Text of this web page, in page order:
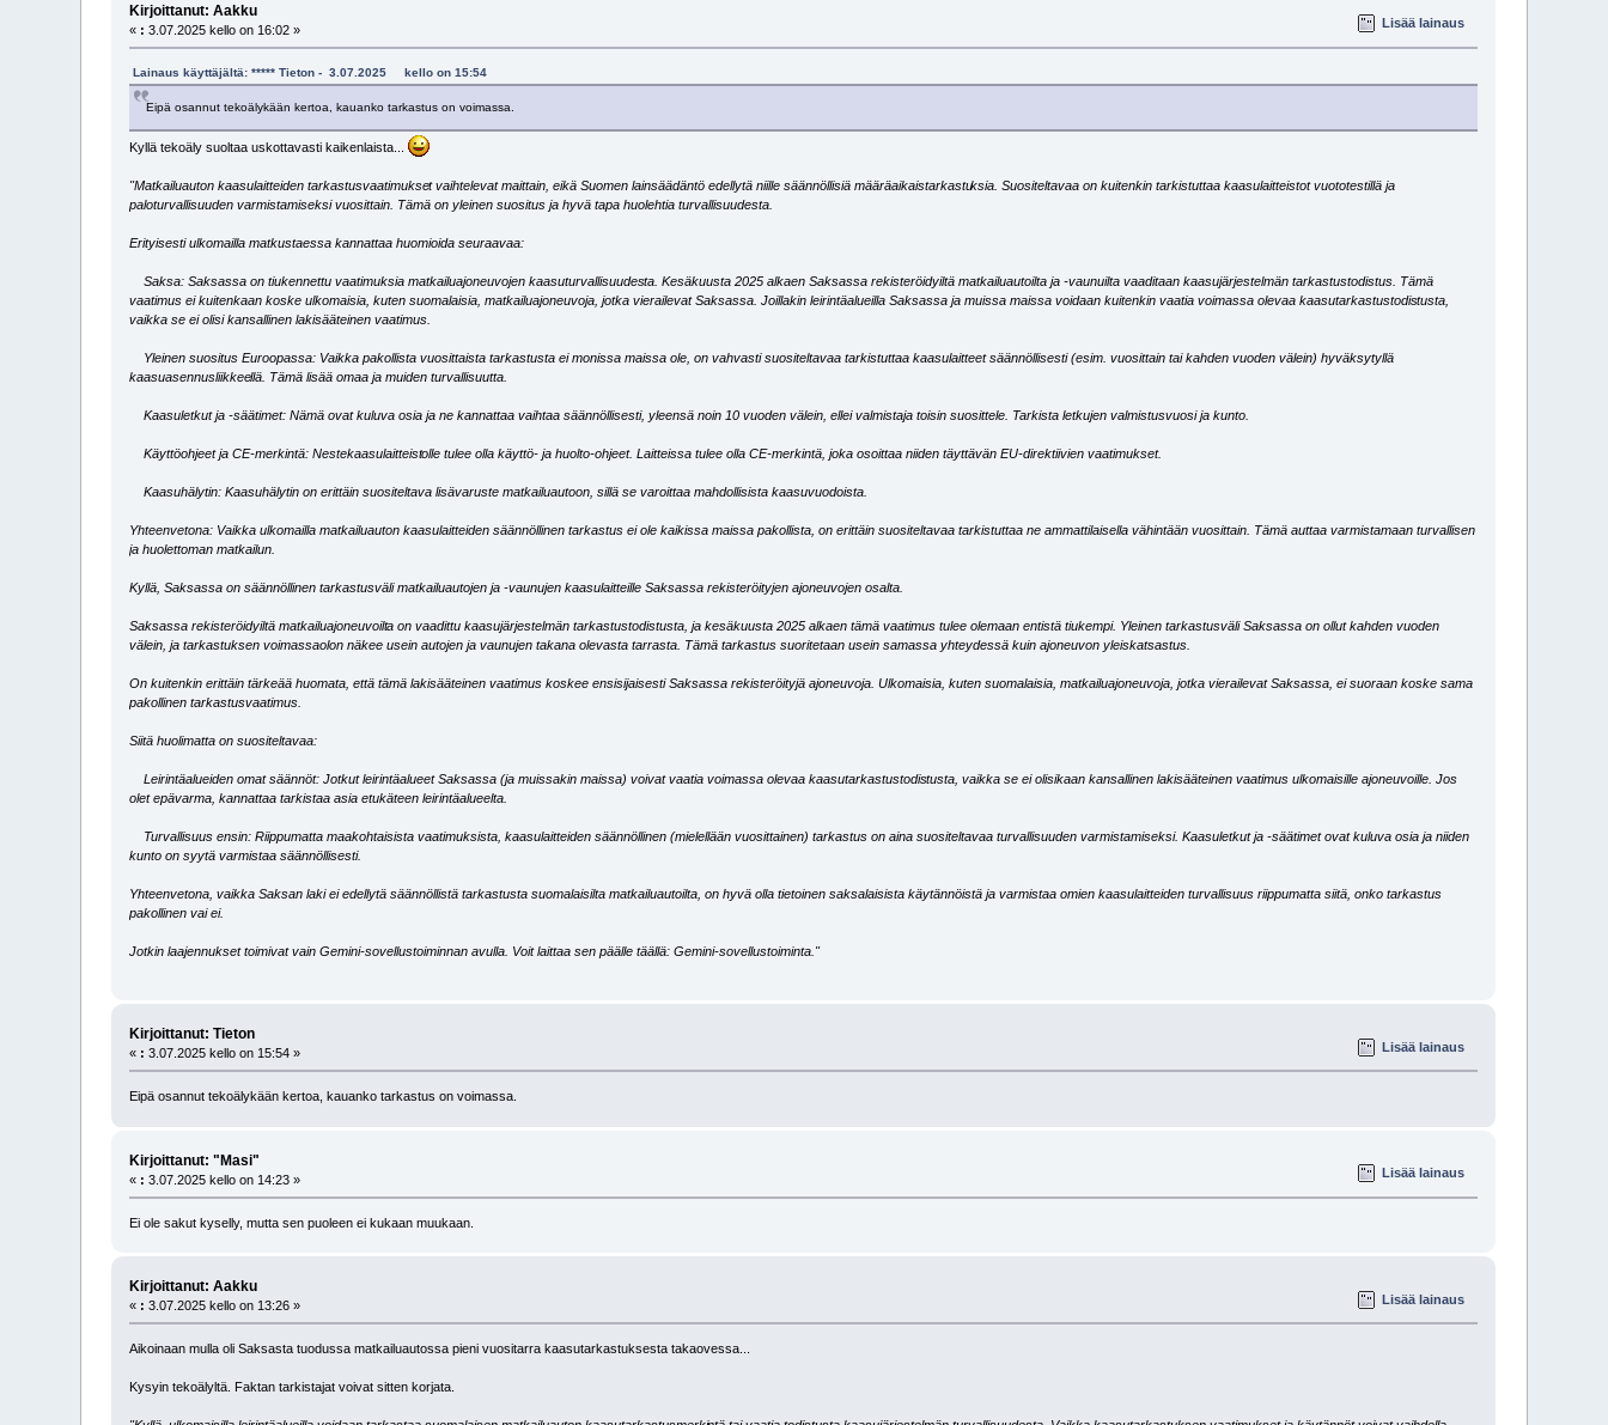
Kirjoittanut: Aakku
« : 3.07.2025 kello on 16:02 » Lisää lainaus
Lainaus käyttäjältä: ***** Tieton - 3.07.2025 kello on 15:54
Eipä osannut tekoälykään kertoa, kauanko tarkastus on voimassa.
Kyllä tekoäly suoltaa uskottavasti kaikenlaista...
"Matkailuauton kaasulaitteiden tarkastusvaatimukset vaihtelevat maittain, eikä Suomen lainsäädäntö edellytä niille säännöllisiä määräaikaistarkastuksia. Suositeltavaa on kuitenkin tarkistuttaa kaasulaitteistot vuototestillä ja
paloturvallisuuden varmistamiseksi vuosittain. Tämä on yleinen suositus ja hyvä tapa huolehtia turvallisuudesta.
Erityisesti ulkomailla matkustaessa kannattaa huomioida seuraavaa:
Saksa: Saksassa on tiukennettu vaatimuksia matkailuajoneuvojen kaasuturvallisuudesta. Kesäkuusta 2025 alkaen Saksassa rekisteröidyiltä matkailuautoilta ja -vaunuilta vaaditaan kaasujärjestelmän tarkastustodistus. Tämä
vaatimus ei kuitenkaan koske ulkomaisia, kuten suomalaisia, matkailuajoneuvoja, jotka vierailevat Saksassa. Joillakin leirintäalueilla Saksassa ja muissa maissa voidaan kuitenkin vaatia voimassa olevaa kaasutarkastustodistusta,
vaikka se ei olisi kansallinen lakisääteinen vaatimus.
Yleinen suositus Euroopassa: Vaikka pakollista vuosittaista tarkastusta ei monissa maissa ole, on vahvasti suositeltavaa tarkistuttaa kaasulaitteet säännöllisesti (esim. vuosittain tai kahden vuoden välein) hyväksytyllä
kaasuasennusliikkeellä. Tämä lisää omaa ja muiden turvallisuutta.
Kaasuletkut ja -säätimet: Nämä ovat kuluva osia ja ne kannattaa vaihtaa säännöllisesti, yleensä noin 10 vuoden välein, ellei valmistaja toisin suosittele. Tarkista letkujen valmistusvuosi ja kunto.
Käyttöohjeet ja CE-merkintä: Nestekaasulaitteistolle tulee olla käyttö- ja huolto-ohjeet. Laitteissa tulee olla CE-merkintä, joka osoittaa niiden täyttävän EU-direktiivien vaatimukset.
Kaasuhälytin: Kaasuhälytin on erittäin suositeltava lisävaruste matkailuautoon, sillä se varoittaa mahdollisista kaasuvuodoista.
Yhteenvetona: Vaikka ulkomailla matkailuauton kaasulaitteiden säännöllinen tarkastus ei ole kaikissa maissa pakollista, on erittäin suositeltavaa tarkistuttaa ne ammattilaisella vähintään vuosittain. Tämä auttaa varmistamaan turvallisen
ja huolettoman matkailun.
Kyllä, Saksassa on säännöllinen tarkastusväli matkailuautojen ja -vaunujen kaasulaitteille Saksassa rekisteröityjen ajoneuvojen osalta.
Saksassa rekisteröidyiltä matkailuajoneuvoilta on vaadittu kaasujärjestelmän tarkastustodistusta, ja kesäkuusta 2025 alkaen tämä vaatimus tulee olemaan entistä tiukempi. Yleinen tarkastusväli Saksassa on ollut kahden vuoden
välein, ja tarkastuksen voimassaolon näkee usein autojen ja vaunujen takana olevasta tarrasta. Tämä tarkastus suoritetaan usein samassa yhteydessä kuin ajoneuvon yleiskatsastus.
On kuitenkin erittäin tärkeää huomata, että tämä lakisääteinen vaatimus koskee ensisijaisesti Saksassa rekisteröityjä ajoneuvoja. Ulkomaisia, kuten suomalaisia, matkailuajoneuvoja, jotka vierailevat Saksassa, ei suoraan koske sama
pakollinen tarkastusvaatimus.
Siitä huolimatta on suositeltavaa:
Leirintäalueiden omat säännöt: Jotkut leirintäalueet Saksassa (ja muissakin maissa) voivat vaatia voimassa olevaa kaasutarkastustodistusta, vaikka se ei olisikaan kansallinen lakisääteinen vaatimus ulkomaisille ajoneuvoille. Jos
olet epävarma, kannattaa tarkistaa asia etukäteen leirintäalueelta.
Turvallisuus ensin: Riippumatta maakohtaisista vaatimuksista, kaasulaitteiden säännöllinen (mielellään vuosittainen) tarkastus on aina suositeltavaa turvallisuuden varmistamiseksi. Kaasuletkut ja -säätimet ovat kuluva osia ja niiden
kunto on syytä varmistaa säännöllisesti.
Yhteenvetona, vaikka Saksan laki ei edellytä säännöllistä tarkastusta suomalaisilta matkailuautoilta, on hyvä olla tietoinen saksalaisista käytännöistä ja varmistaa omien kaasulaitteiden turvallisuus riippumatta siitä, onko tarkastus
pakollinen vai ei.
Jotkin laajennukset toimivat vain Gemini-sovellustoiminnan avulla. Voit laittaa sen päälle täällä: Gemini-sovellustoiminta."
Kirjoittanut: Tieton
« : 3.07.2025 kello on 15:54 » Lisää lainaus
Eipä osannut tekoälykään kertoa, kauanko tarkastus on voimassa.
Kirjoittanut: "Masi"
« : 3.07.2025 kello on 14:23 » Lisää lainaus
Ei ole sakut kyselly, mutta sen puoleen ei kukaan muukaan.
Kirjoittanut: Aakku
« : 3.07.2025 kello on 13:26 » Lisää lainaus
Aikoinaan mulla oli Saksasta tuodussa matkailuautossa pieni vuositarra kaasutarkastuksesta takaovessa...
Kysyin tekoälyltä. Faktan tarkistajat voivat sitten korjata.